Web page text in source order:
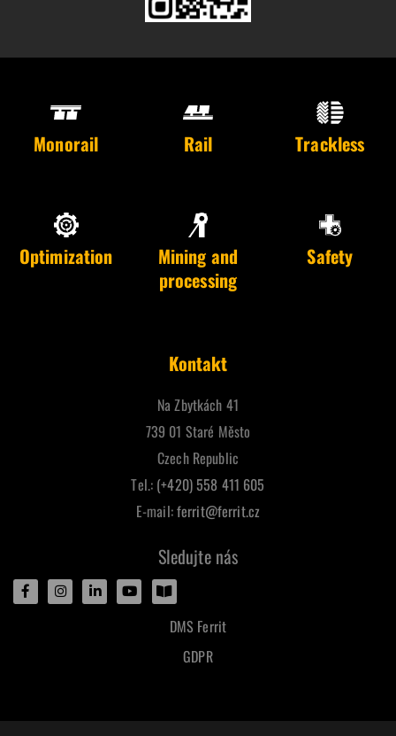
Monorail Rail Trackless
Optimization
Mining and
processing
Safety
Kontakt
Na Zbytkách 41
739 01 Staré Město
Czech Republic
Tel.: (+420) 558 411 605
E-mail:ferrit@ferrit.cz
Sledujte nás
DMS Ferrit
GDPR